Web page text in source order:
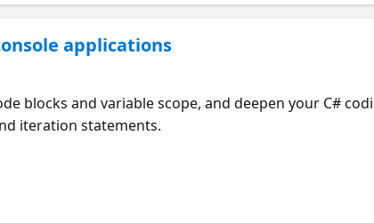
applications
blocks and variable scope, and deepen your C#
iteration statements.